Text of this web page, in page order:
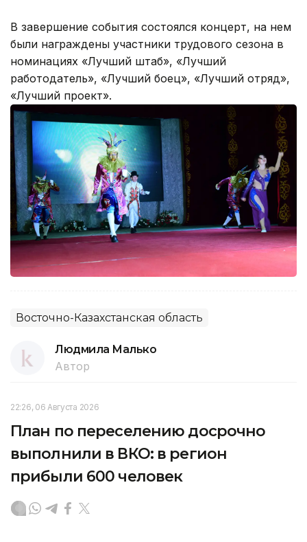
В завершение события состоялся концерт, на нем
были награждены участники трудового сезона в
номинациях «Лучший штаб», «Лучший
работодатель», «Лучший боец», «Лучший отряд»,
«Лучший проект».
Восточно-Казахстанская область
Людмила Малько
Автор
22:26, 06 Августа 2026
План по переселению досрочно
выполнили в ВКО: в регион
прибыли 600 человек